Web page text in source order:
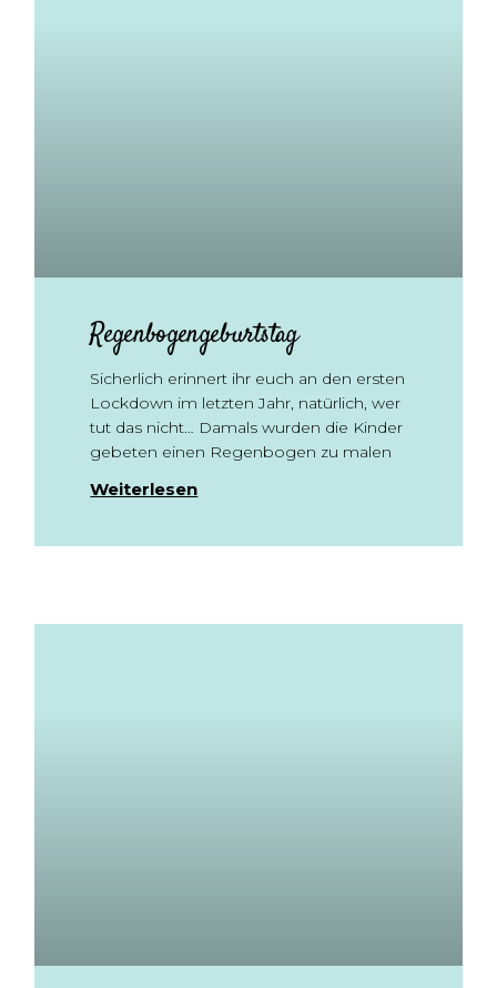
Regenbogengeburtstag
Sicherlich erinnert ihr euch an den ersten
Lockdown im letzten Jahr, natürlich, wer
tut das nicht… Damals wurden die Kinder
gebeten einen Regenbogen zu malen
Weiterlesen